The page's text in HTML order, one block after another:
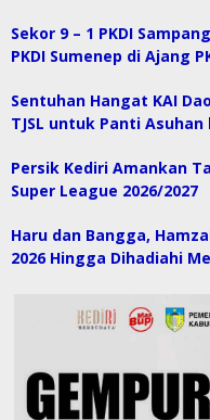
Sekor 9 – 1 PKDI
PKDI Sumenep di Ajang
Sentuhan Hangat KAI
TJSL untuk Panti
Persik Kediri Amankan
Super League 2026/2027
Haru dan Bangga,
2026 Hingga Dihadiahi